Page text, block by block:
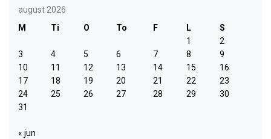
august 2026
M
Ti O To F L
S
1
2
3
4 5 6 7 8
9
10
11 12 13 14 15
16
17
18 19 20 21 22
23
24
25 26 27 28 29
30
31
« jun